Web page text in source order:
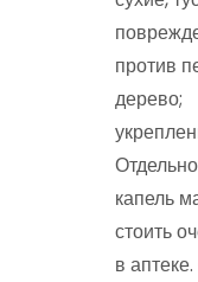
против
дерево;
капель
стоить
в